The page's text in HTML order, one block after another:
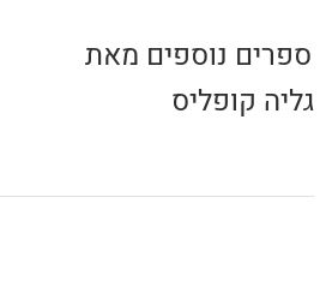
ספרים נוספים מאת
גליה קופליס